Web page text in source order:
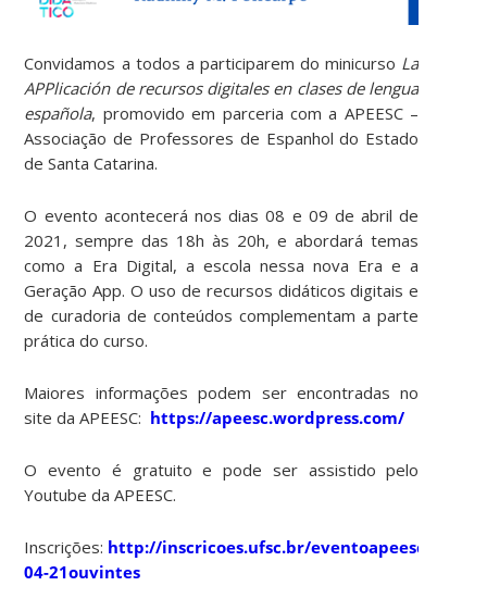
Convidamos a todos a participarem do minicurso La
APPlicación de recursos digitales en clases de lengua
española, promovido em parceria com a APEESC –
Associação de Professores de Espanhol do Estado
de Santa Catarina.
O evento acontecerá nos dias 08 e 09 de abril de
2021, sempre das 18h às 20h, e abordará temas
como a Era Digital, a escola nessa nova Era e a
Geração App. O uso de recursos didáticos digitais e
de curadoria de conteúdos complementam a parte
prática do curso.
Maiores informações podem ser encontradas no
site da APEESC: https://apeesc.wordpress.com/
O evento é gratuito e pode ser assistido pelo
Youtube da APEESC.
Inscrições: http://inscricoes.ufsc.br/eventoapeesc08-
04-21ouvintes